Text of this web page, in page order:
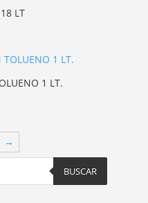
LT
1 LT.
→
BUSCAR